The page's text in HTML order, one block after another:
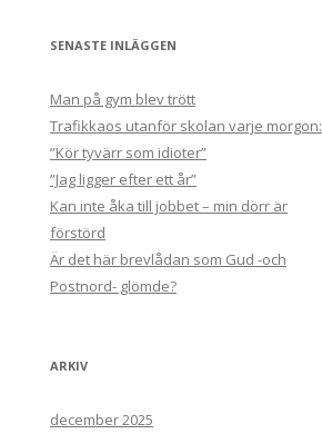
SENASTE INLÄGGEN
Man på gym blev trött
Trafikkaos utanför skolan varje morgon:
”Kör tyvärr som idioter”
”Jag ligger efter ett år”
Kan inte åka till jobbet – min dörr är
förstörd
Är det här brevlådan som Gud -och
Postnord- glömde?
ARKIV
december 2025